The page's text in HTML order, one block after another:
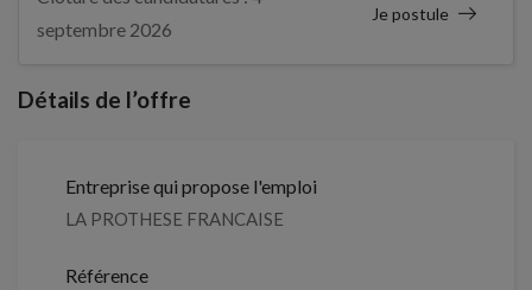
septembre 2026
Je postule
Détails de l’offre
Entreprise qui propose l'emploi
LA PROTHESE FRANCAISE
Référence